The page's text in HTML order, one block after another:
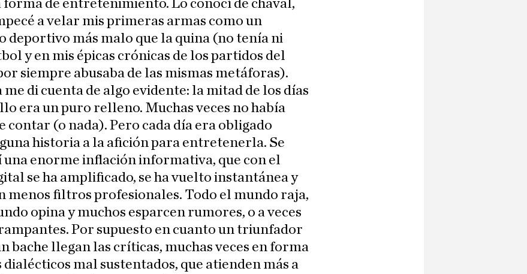
forma de entretenimiento. Lo conocí de chaval,
a velar mis primeras armas como un
deportivo más malo que la quina (no tenía ni
y en mis épicas crónicas de los partidos del
siempre abusaba de las mismas metáforas).
me di cuenta de algo evidente: la mitad de los días
era un puro relleno. Muchas veces no había
contar (o nada). Pero cada día era obligado
historia a la afición para entretenerla. Se
una enorme inflación informativa, que con el
se ha amplificado, se ha vuelto instantánea y
menos filtros profesionales. Todo el mundo raja,
opina y muchos esparcen rumores, o a veces
Por supuesto en cuanto un triunfador
bache llegan las críticas, muchas veces en forma
dialécticos mal sustentados, que atienden más a